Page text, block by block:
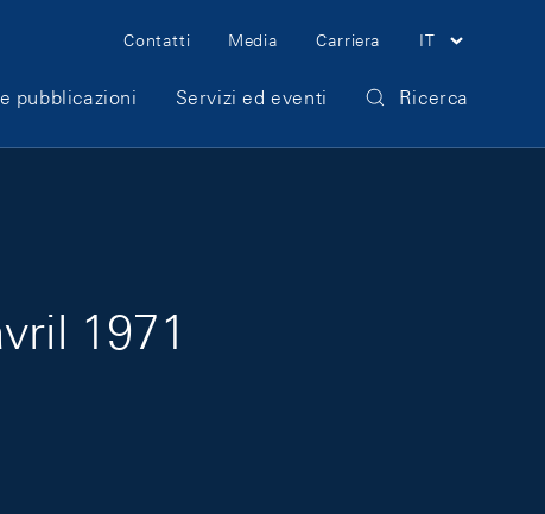
Meta Navigation
Contatti Media Carriera IT
pubblicazioni Servizi ed eventi Ricerca
1971